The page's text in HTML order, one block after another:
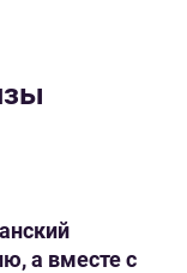
а вместе с